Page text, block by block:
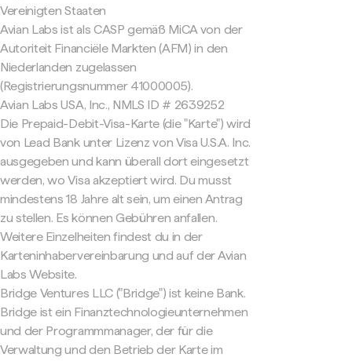
Vereinigten Staaten
Avian Labs ist als CASP gemäß MiCA von der
Autoriteit Financiële Markten (AFM) in den
Niederlanden zugelassen
(Registrierungsnummer 41000005).
Avian Labs USA, Inc., NMLS ID # 2639252
Die Prepaid-Debit-Visa-Karte (die "Karte") wird
von Lead Bank unter Lizenz von Visa U.S.A. Inc.
ausgegeben und kann überall dort eingesetzt
werden, wo Visa akzeptiert wird. Du musst
mindestens 18 Jahre alt sein, um einen Antrag
zu stellen. Es können Gebühren anfallen.
Weitere Einzelheiten findest du in der
Karteninhabervereinbarung und auf der Avian
Labs Website.
Bridge Ventures LLC ("Bridge") ist keine Bank.
Bridge ist ein Finanztechnologieunternehmen
und der Programmmanager, der für die
Verwaltung und den Betrieb der Karte im